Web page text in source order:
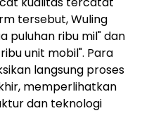
tersebut, Wuling
puluhan ribu mil" dan
unit mobil". Para
langsung proses
memperlihatkan
dan teknologi